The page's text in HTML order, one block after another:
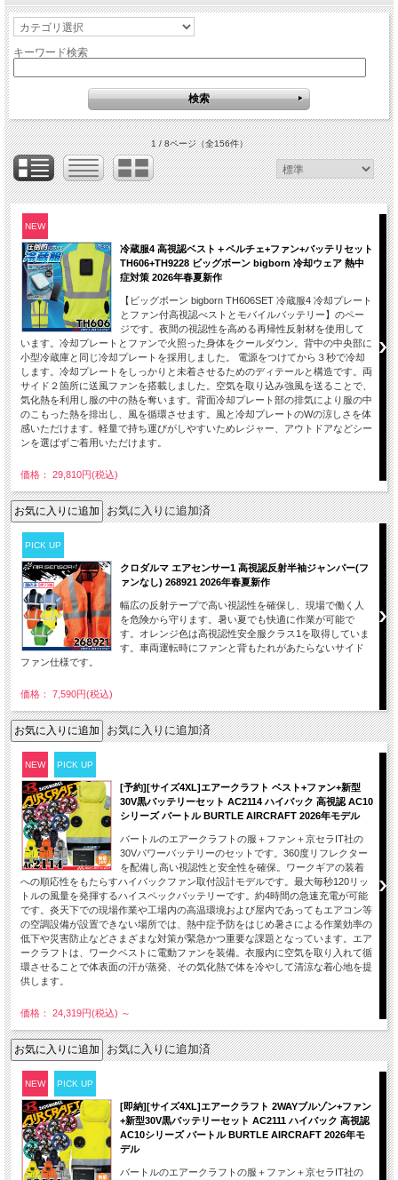
キーワード検索
1 / 8ページ（全156件）
NEW
冷蔵服4 高視認ベスト＋ペルチェ+ファン+バッテリセット
TH606+TH9228 ビッグボーン bigborn 冷却ウェア 熱中
症対策 2026年春夏新作
【ビッグボーン bigborn TH606SET 冷蔵服4 冷却プレート
とファン付高視認べストとモバイルバッテリー】のペー
ジです。夜間の視認性を高める再帰性反射材を使用して
います。冷却プレートとファンで火照った身体をクールダウン。背中の中央部に
小型冷蔵庫と同じ冷却プレートを採用しました。 電源をつけてから３秒で冷却
します。冷却プレートをしっかりと未着させるためのディテールと構造です。両
サイド２箇所に送風ファンを搭載しました。空気を取り込み強風を送ることで、
気化熱を利用し服の中の熱を奪います。背面冷却プレート部の排気により服の中
のこもった熱を排出し、風を循環させます。風と冷却プレートのWの涼しさを体
感いただけます。軽量で持ち運びがしやすいためレジャー、アウトドアなどシー
ンを選ばずご着用いただけます。
価格： 29,810円(税込)
お気に入りに追加済
PICK UP
クロダルマ エアセンサー1 高視認反射半袖ジャンパー(フ
ァンなし) 268921 2026年春夏新作
幅広の反射テープで高い視認性を確保し、現場で働く人
を危険から守ります。暑い夏でも快適に作業が可能で
す。オレンジ色は高視認性安全服クラス1を取得していま
す。車両運転時にファンと背もたれがあたらないサイド
ファン仕様です。
価格： 7,590円(税込)
お気に入りに追加済
NEW PICK UP
[予約][サイズ4XL]エアークラフト ベスト+ファン+新型
30V黒バッテリーセット AC2114 ハイバック 高視認 AC10
シリーズ バートル BURTLE AIRCRAFT 2026年モデル
バートルのエアークラフトの服＋ファン＋京セラIT社の
30Vパワーバッテリーのセットです。360度リフレクター
を配備し高い視認性と安全性を確保。ワークギアの装着
への順応性をもたらすハイバックファン取付設計モデルです。最大毎秒120リッ
トルの風量を発揮するハイスペックバッテリーです。約4時間の急速充電が可能
です。炎天下での現場作業や工場内の高温環境および屋内であってもエアコン等
の空調設備が設置できない場所では、熱中症予防をはじめ暑さによる作業効率の
低下や災害防止などさまざまな対策が緊急かつ重要な課題となっています。エア
ークラフトは、ワークベストに電動ファンを装備。衣服内に空気を取り入れて循
環させることで体表面の汗が蒸発、その気化熱で体を冷やして清涼な着心地を提
供します。
価格： 24,319円(税込) ～
お気に入りに追加済
NEW PICK UP
[即納][サイズ4XL]エアークラフト 2WAYブルゾン+ファン
+新型30V黒バッテリーセット AC2111 ハイバック 高視認
AC10シリーズ バートル BURTLE AIRCRAFT 2026年モ
デル
バートルのエアークラフトの服＋ファン＋京セラIT社の